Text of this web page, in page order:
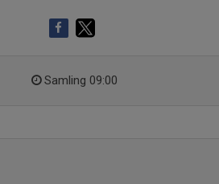
Samling 09:00